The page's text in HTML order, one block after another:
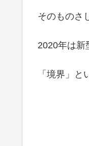
そのものさ
2020年は新
「境界」